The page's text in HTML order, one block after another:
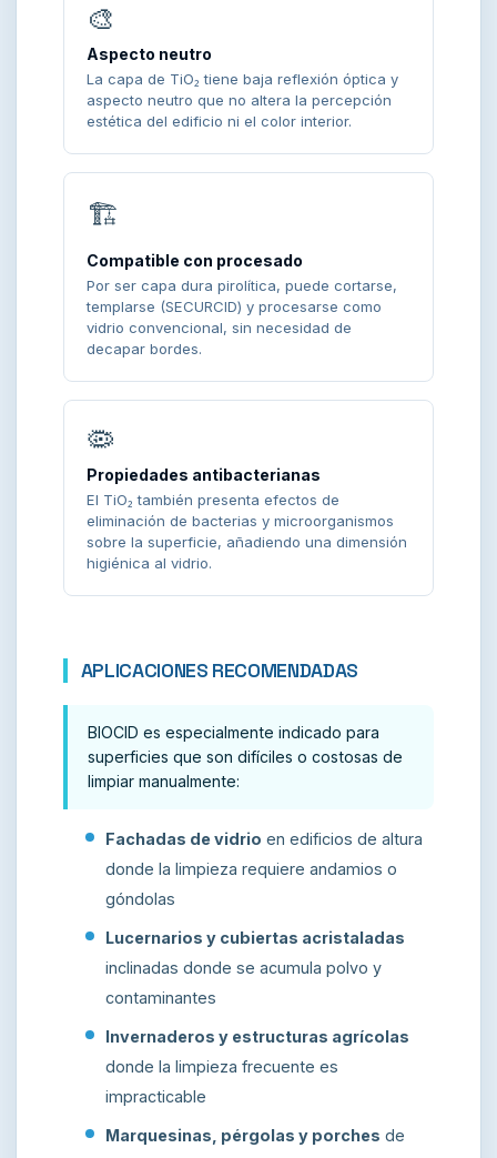
🎨
Aspecto neutro
La capa de TiO₂ tiene baja reflexión óptica y
aspecto neutro que no altera la percepción
estética del edificio ni el color interior.
🏗️
Compatible con procesado
Por ser capa dura pirolítica, puede cortarse,
templarse (SECURCID) y procesarse como
vidrio convencional, sin necesidad de
decapar bordes.
🦠
Propiedades antibacterianas
El TiO₂ también presenta efectos de
eliminación de bacterias y microorganismos
sobre la superficie, añadiendo una dimensión
higiénica al vidrio.
APLICACIONES RECOMENDADAS
BIOCID es especialmente indicado para
superficies que son difíciles o costosas de
limpiar manualmente:
Fachadas de vidrio en edificios de altura
donde la limpieza requiere andamios o
góndolas
Lucernarios y cubiertas acristaladas
inclinadas donde se acumula polvo y
contaminantes
Invernaderos y estructuras agrícolas
donde la limpieza frecuente es
impracticable
Marquesinas, pérgolas y porches de